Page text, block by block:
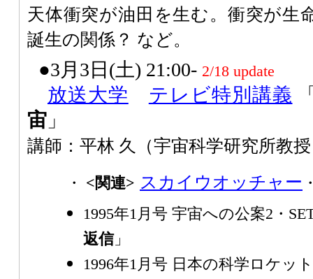
天体衝突が油田を生む。衝突が生
誕生の関係？ など。
●3月3日(土) 21:00- 2/18 update
放送大学 テレビ特別講義
宙 」
講師：平林 久（宇宙科学研究所教
・ <関連> スカイウオッチャー
1995年1月号 宇宙への公案2・
返信」
1996年1月号 日本の科学ロケッ